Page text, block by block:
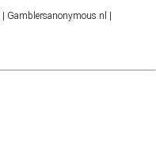
| Gamblersanonymous.nl |